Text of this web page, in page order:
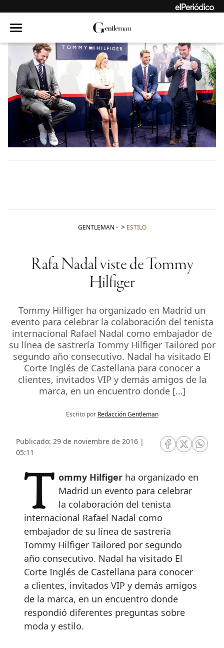
GENTLEMAN - ESTILO
Rafa Nadal viste de Tommy
Hilfiger
Tommy Hilfiger ha organizado en Madrid un
evento para celebrar la colaboración del tenista
internacional Rafael Nadal como embajador de
su línea de sastrería Tommy Hilfiger Tailored por
segundo año consecutivo. Nadal ha visitado El
Corte Inglés de Castellana para conocer a
clientes, invitados VIP y demás amigos de la
marca, en un encuentro donde […]
Escrito por Redacción Gentleman
Publicado: 29 de noviembre de 2016 |
05:11
RRSS Facebook
RRSSRRSS
Tommy Hilfiger ha organizado en
Madrid un evento para celebrar
la colaboración del tenista
internacional Rafael Nadal como
embajador de su línea de sastrería
Tommy Hilfiger Tailored por segundo
año consecutivo. Nadal ha visitado El
Corte Inglés de Castellana para conocer
a clientes, invitados VIP y demás amigos
de la marca, en un encuentro donde
respondió diferentes preguntas sobre
moda y estilo.